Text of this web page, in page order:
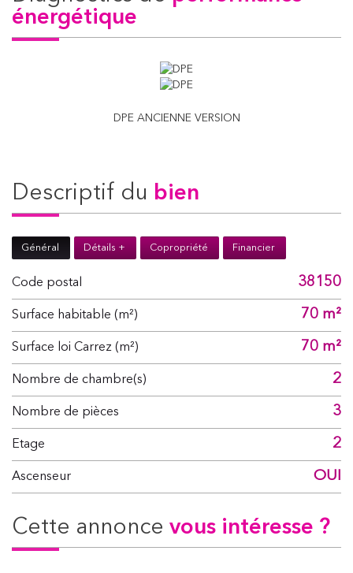
énergétique
DPE ANCIENNE VERSION
descriptif du bien
Général Détails + Copropriété Financier
Code postal 38150
Surface habitable (m²) 70 m²
Surface loi Carrez (m²) 70 m²
Nombre de chambre(s) 2
Nombre de pièces 3
Etage 2
Ascenseur OUI
cette annonce vous intéresse ?